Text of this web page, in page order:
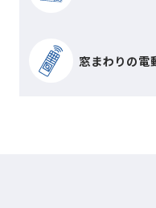
窓まわりの電